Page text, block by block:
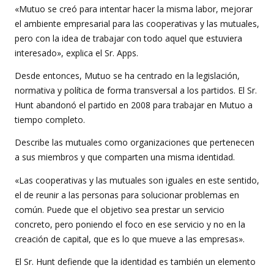
«Mutuo se creó para intentar hacer la misma labor, mejorar
el ambiente empresarial para las cooperativas y las mutuales,
pero con la idea de trabajar con todo aquel que estuviera
interesado», explica el Sr. Apps.
Desde entonces, Mutuo se ha centrado en la legislación,
normativa y política de forma transversal a los partidos. El Sr.
Hunt abandonó el partido en 2008 para trabajar en Mutuo a
tiempo completo.
Describe las mutuales como organizaciones que pertenecen
a sus miembros y que comparten una misma identidad.
«Las cooperativas y las mutuales son iguales en este sentido,
el de reunir a las personas para solucionar problemas en
común. Puede que el objetivo sea prestar un servicio
concreto, pero poniendo el foco en ese servicio y no en la
creación de capital, que es lo que mueve a las empresas».
El Sr. Hunt defiende que la identidad es también un elemento